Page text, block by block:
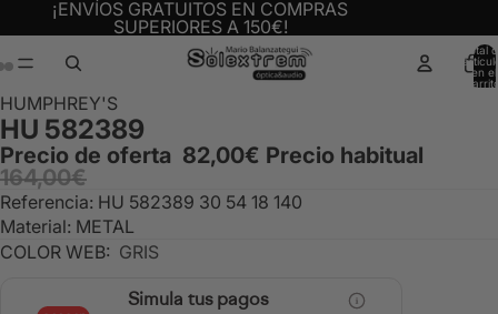
¡ENVÍOS GRATUITOS EN COMPRAS
SUPERIORES A 150€!
Total
en el
Abrir
imagen
a
pantalla
completa
Abrir
imagen
a
pantalla
completa
Abrir
imagen
a
pantalla
completa
HUMPHREY'S
HU 582389
Precio de oferta 82,00€ Precio habitual
164,00€
Referencia: HU 582389 30 54 18 140
Material: METAL
COLOR WEB: GRIS
Simula tus pagos